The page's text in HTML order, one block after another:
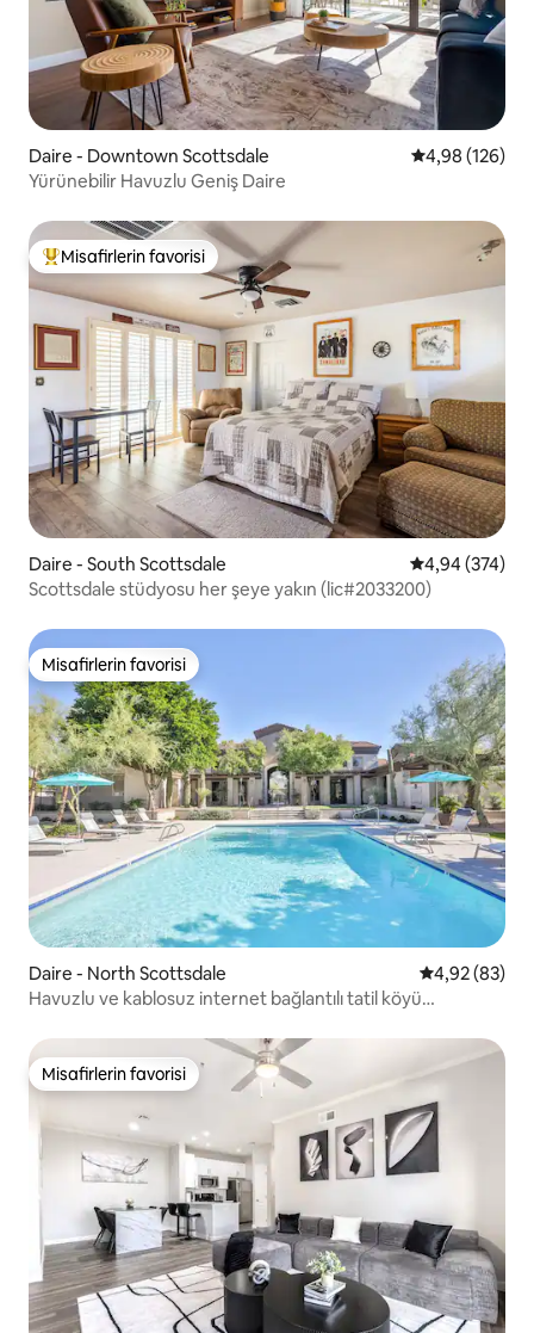
Daire - Downtown Scottsdale 5 üzerinden
4,98 (126)
Yürünebilir Havuzlu Geniş Daire
Misafirlerin favorilerinden en beğenilenler arasında
Misafirlerin favorisi
Daire - South Scottsdale 5 üzerinden
4,94 (374)
Scottsdale stüdyosu her şeye yakın (lic#2033200)
Misafirlerin favorisi
Misafirlerin favorisi
Daire - North Scottsdale 5 üzerinden
4,92 (83)
Havuzlu ve kablosuz internet bağlantılı tatil köyü
Misafirlerin favorisi
Misafirlerin favorisi